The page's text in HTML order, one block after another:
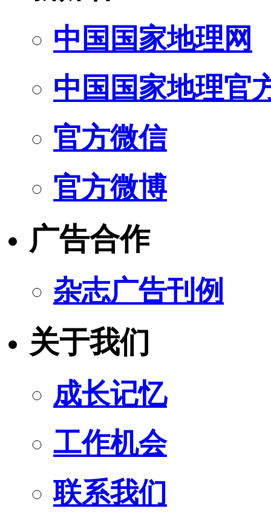
中国国家地理网
中国国家地理官
官方微信
官方微博
广告合作
杂志广告刊例
关于我们
成长记忆
工作机会
联系我们